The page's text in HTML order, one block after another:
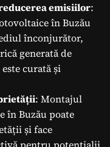
emisiilor:
în Buzău
înconjurător,
generată de
curată și
: Montajul
în Buzău poate
și face